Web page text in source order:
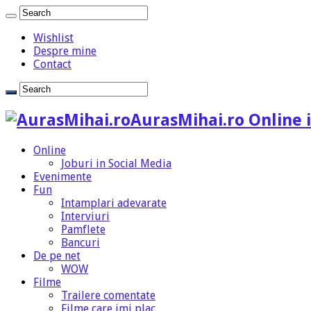
Wishlist
Despre mine
Contact
AurasMihai.ro Online
Online
Joburi in Social Media
Evenimente
Fun
Intamplari adevarate
Interviuri
Pamflete
Bancuri
De pe net
WOW
Filme
Trailere comentate